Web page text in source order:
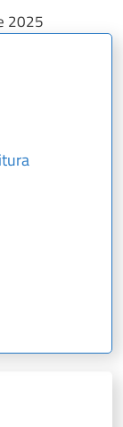
2025